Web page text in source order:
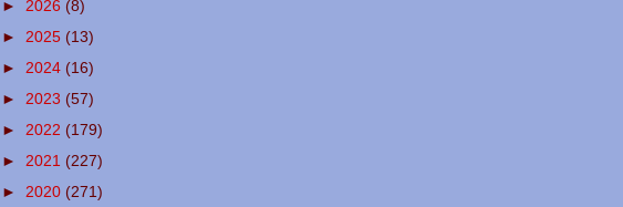
► 2026 (8)
► 2025 (13)
► 2024 (16)
► 2023 (57)
► 2022 (179)
► 2021 (227)
► 2020 (271)